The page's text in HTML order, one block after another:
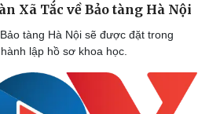
Xã Tắc về Bảo tàng Hà Nội
tàng Hà Nội sẽ được đặt trong
lập hồ sơ khoa học.